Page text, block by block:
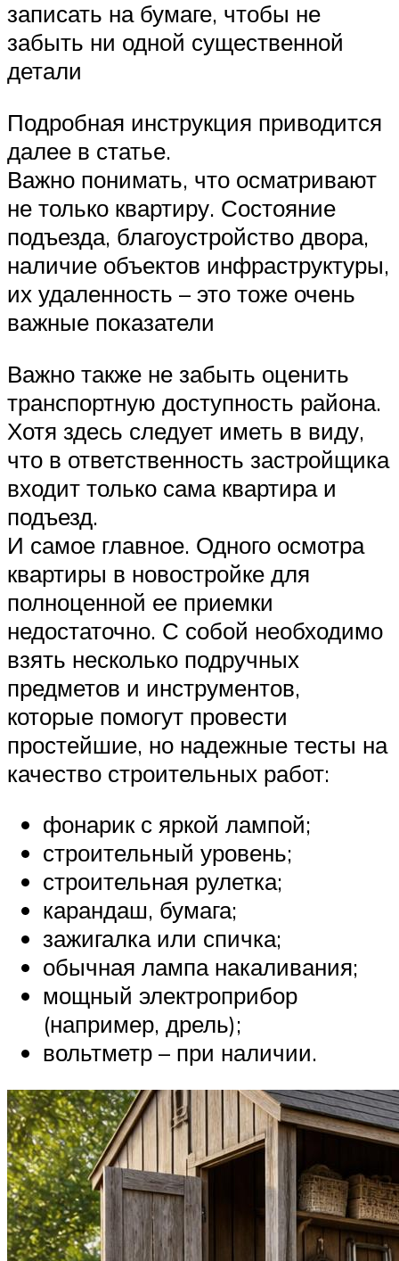
записать на бумаге, чтобы не
забыть ни одной существенной
детали
Подробная инструкция приводится
далее в статье.
Важно понимать, что осматривают
не только квартиру. Состояние
подъезда, благоустройство двора,
наличие объектов инфраструктуры,
их удаленность – это тоже очень
важные показатели
Важно также не забыть оценить
транспортную доступность района.
Хотя здесь следует иметь в виду,
что в ответственность застройщика
входит только сама квартира и
подъезд.
И самое главное. Одного осмотра
квартиры в новостройке для
полноценной ее приемки
недостаточно. С собой необходимо
взять несколько подручных
предметов и инструментов,
которые помогут провести
простейшие, но надежные тесты на
качество строительных работ:
фонарик с яркой лампой;
строительный уровень;
строительная рулетка;
карандаш, бумага;
зажигалка или спичка;
обычная лампа накаливания;
мощный электроприбор
(например, дрель);
вольтметр – при наличии.